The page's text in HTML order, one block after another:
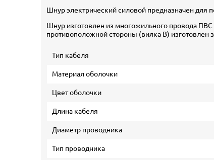
Шнур электрический силовой предназначен для
Шнур изготовлен из многожильного провода
противоположной стороны (вилка В)
Тип кабеля
Материал оболочки
Цвет оболочки
Длина кабеля
Диаметр проводника
Тип проводника